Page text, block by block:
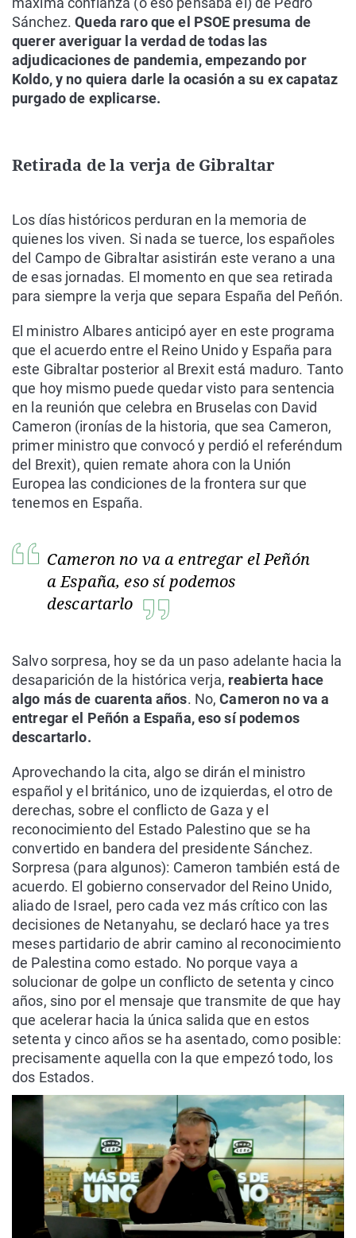
Sánchez.Queda raro que el PSOE presuma de
querer averiguar la verdad de todas las
adjudicaciones de pandemia, empezando por
Koldo, y no quiera darle la ocasión a su ex capataz
purgado de explicarse.
Retirada de la verja de Gibraltar
Los días históricos perduran en la memoria de
quienes los viven. Si nada se tuerce, los españoles
del Campo de Gibraltar asistirán este verano a una
de esas jornadas. El momento en que sea retirada
para siempre la verja que separa España del Peñón.
El ministro Albares anticipó ayer en este programa
que el acuerdo entre el Reino Unido y España para
este Gibraltar posterior al Brexit está maduro. Tanto
que hoy mismo puede quedar visto para sentencia
en la reunión que celebra en Bruselas con David
Cameron (ironías de la historia, que sea Cameron,
primer ministro que convocó y perdió el referéndum
del Brexit), quien remate ahora con la Unión
Europea las condiciones de la frontera sur que
tenemos en España.
Cameron no va a entregar el Peñón
a España, eso sí podemos
descartarlo
Salvo sorpresa, hoy se da un paso adelante hacia la
desaparición de la histórica verja, reabierta hace
algo más de cuarenta años. No,Cameron no va a
entregar el Peñón a España, eso sí podemos
descartarlo.
Aprovechando la cita, algo se dirán el ministro
español y el británico, uno de izquierdas, el otro de
derechas, sobre el conflicto de Gaza y el
reconocimiento del Estado Palestino que se ha
convertido en bandera del presidente Sánchez.
Sorpresa (para algunos): Cameron también está de
acuerdo. El gobierno conservador del Reino Unido,
aliado de Israel, pero cada vez más crítico con las
decisiones de Netanyahu, se declaró hace ya tres
meses partidario de abrir camino al reconocimiento
de Palestina como estado. No porque vaya a
solucionar de golpe un conflicto de setenta y cinco
años, sino por el mensaje que transmite de que hay
que acelerar hacia la única salida que en estos
setenta y cinco años se ha asentado, como posible:
precisamente aquella con la que empezó todo, los
dos Estados.